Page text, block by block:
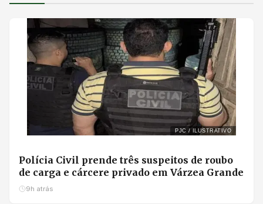
PJC / ILUSTRATIVO
Polícia Civil prende três suspeitos de roubo
de carga e cárcere privado em Várzea Grande
9h atrás